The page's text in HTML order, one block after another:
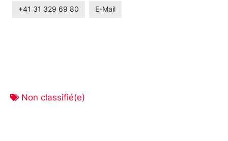
+41 31 329 69 80 E-Mail
Non classifié(e)